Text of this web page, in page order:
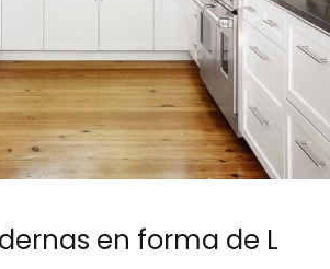
en forma de L